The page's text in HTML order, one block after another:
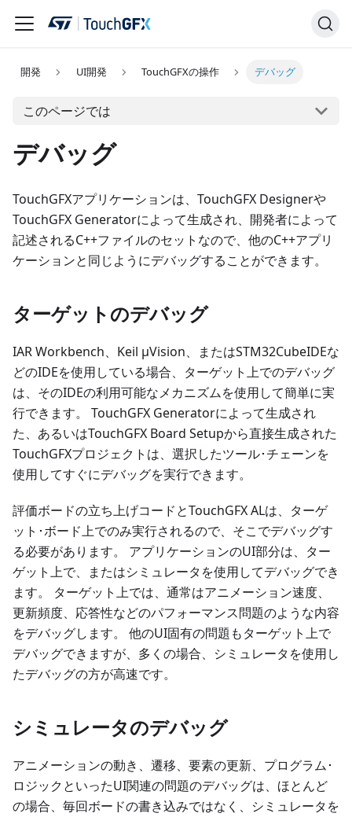
開発 UI開発 TouchGFXの操作 デバッグ
このページでは
デバッグ
TouchGFXアプリケーションは、TouchGFX Designerや
TouchGFX Generatorによって生成され、開発者によって
記述されるC++ファイルのセットなので、他のC++アプリ
ケーションと同じようにデバッグすることができます。
ターゲットのデバッグ
IAR Workbench、Keil μVision、またはSTM32CubeIDEな
どのIDEを使用している場合、ターゲット上でのデバッグ
は、そのIDEの利用可能なメカニズムを使用して簡単に実
行できます。 TouchGFX Generatorによって生成され
た、あるいはTouchGFX Board Setupから直接生成された
TouchGFXプロジェクトは、選択したツール･チェーンを
使用してすぐにデバッグを実行できます。
評価ボードの立ち上げコードとTouchGFX ALは、ターゲ
ット･ボード上でのみ実行されるので、そこでデバッグす
る必要があります。 アプリケーションのUI部分は、ター
ゲット上で、またはシミュレータを使用してデバッグでき
ます。 ターゲット上では、通常はアニメーション速度、
更新頻度、応答性などのパフォーマンス問題のような内容
をデバッグします。 他のUI固有の問題もターゲット上で
デバッグできますが、多くの場合、シミュレータを使用し
たデバッグの方が高速です。
シミュレータのデバッグ
アニメーションの動き、遷移、要素の更新、プログラム･
ロジックといったUI関連の問題のデバッグは、ほとんど
の場合、毎回ボードの書き込みではなく、シミュレータを